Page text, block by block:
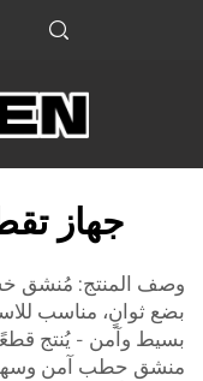
جهاز
وصف المنتج: مُنشق
بضع ثوانٍ، مناسب
بسيط وآمن - يُنتج
منشق حطب آمن وسهل